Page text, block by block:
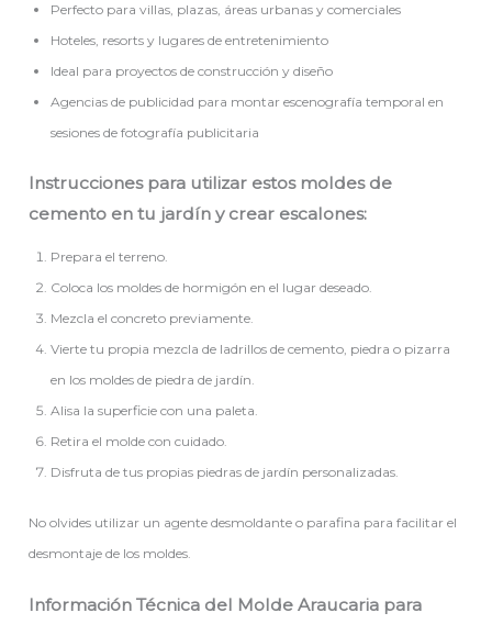
Perfecto para villas, plazas, áreas urbanas y comerciales
Hoteles, resorts y lugares de entretenimiento
Ideal para proyectos de construcción y diseño
Agencias de publicidad para montar escenografía temporal en
sesiones de fotografía publicitaria
Instrucciones para utilizar estos moldes de
cemento en tu jardín y crear escalones:
Prepara el terreno.
Coloca los moldes de hormigón en el lugar deseado.
Mezcla el concreto previamente.
Vierte tu propia mezcla de ladrillos de cemento, piedra o pizarra
en los moldes de piedra de jardín.
Alisa la superficie con una paleta.
Retira el molde con cuidado.
Disfruta de tus propias piedras de jardín personalizadas.
No olvides utilizar un agente desmoldante o parafina para facilitar el
desmontaje de los moldes.
Información Técnica del Molde Araucaria para